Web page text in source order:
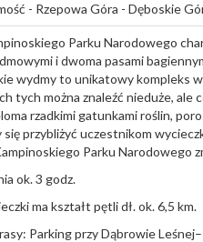
- Rzepowa Góra - Dęboskie
Parku Narodowego
i dwoma pasami
wydmy to unikatowy kompleks
tych można znaleźć nieduże,
rzadkimi gatunkami roślin,
się przybliżyć uczestnikom
Parku Narodowego
ok. 3 godz.
ma kształt pętli dł. ok. 6,5 km.
Parking przy Dąbrowie